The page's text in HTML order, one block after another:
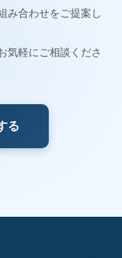
み合わせをご提案し
気軽にご相談くださ
る